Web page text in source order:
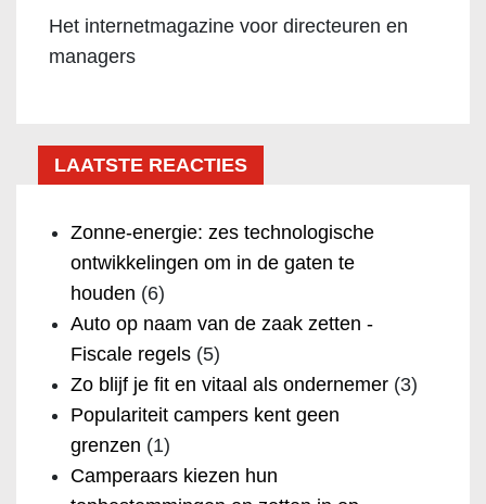
Het internetmagazine voor directeuren en
managers
LAATSTE REACTIES
Zonne-energie: zes technologische
ontwikkelingen om in de gaten te
houden (6)
Auto op naam van de zaak zetten -
Fiscale regels (5)
Zo blijf je fit en vitaal als ondernemer (3)
Populariteit campers kent geen
grenzen (1)
Camperaars kiezen hun